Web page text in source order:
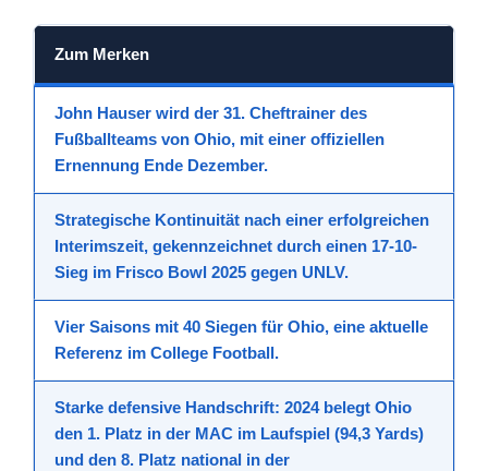
Zum Merken
John Hauser wird der 31. Cheftrainer des
Fußballteams von Ohio, mit einer offiziellen
Ernennung Ende Dezember.
Strategische Kontinuität nach einer erfolgreichen
Interimszeit, gekennzeichnet durch einen 17-10-
Sieg im Frisco Bowl 2025 gegen UNLV.
Vier Saisons mit 40 Siegen für Ohio, eine aktuelle
Referenz im College Football.
Starke defensive Handschrift: 2024 belegt Ohio
den 1. Platz in der MAC im Laufspiel (94,3 Yards)
und den 8. Platz national in der